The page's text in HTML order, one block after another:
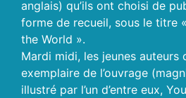
anglais) qu’ils ont choisi de
forme de recueil, sous le titre
the World ».
Mardi midi, les jeunes auteurs
exemplaire de l’ouvrage
illustré par l’un d’entre eux,